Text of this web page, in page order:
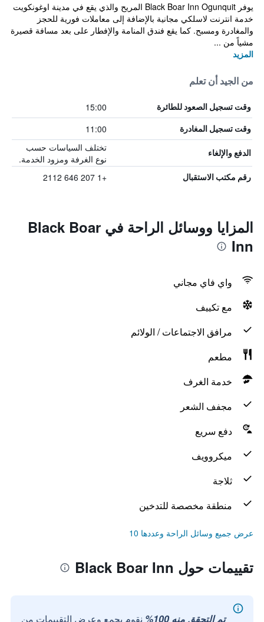
يوفر Black Boar Inn Ogunquit المريح والذي يقع في مدينة اوغونكويت
خدمة انترنت لاسلكي مجانية بالإضافة إلى معاملات فورية للحجز
والمغادرة ومسبح. كما يقع فندق المنامة والإفطار على بعد مسافة قصيرة
مشياً من ...
المزيد
من الجيد أن تعلم
وقت تسجيل الصعود للطائرة 15:00
وقت تسجيل المغادرة 11:00
الدفع والإلغاء
تختلف السياسات حسب
نوع الغرفة ومزود الخدمة.
رقم مكتب الاستقبال +1 207 646 2112
المزايا ووسائل الراحة في Black Boar
Inn
واي فاي مجاني
مع تكييف
مرافق الاجتماعات / الولائم
مطعم
خدمة الغرف
مجفف الشعر
دفع سريع
ميكروويف
ثلاجة
منطقة مخصصة للتدخين
عرض جميع وسائل الراحة وعددها 10
تقييمات حول Black Boar Inn
تم التحقق منه 100% نقوم بجمع وعرض التقييمات من